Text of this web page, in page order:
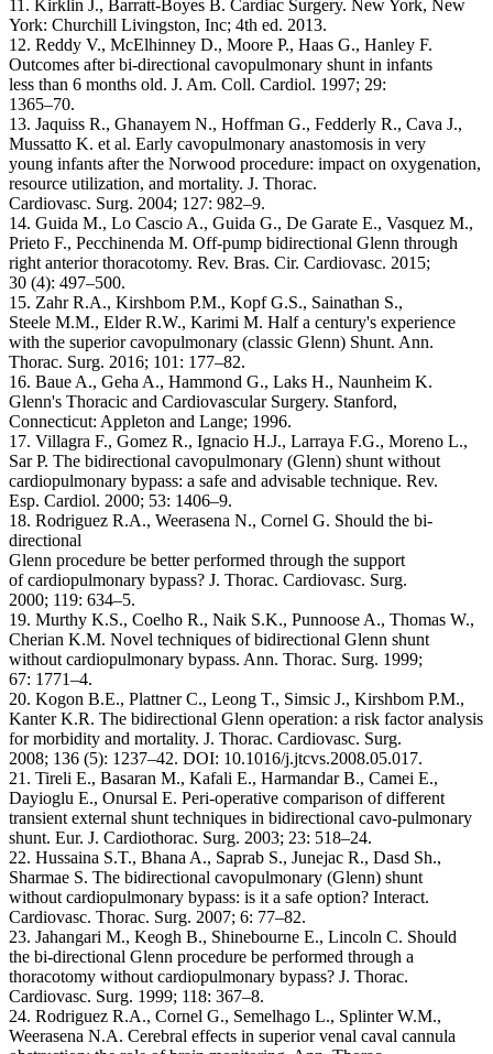
11. Kirklin J., Barratt-Boyes B. Cardiac Surgery. New York, New
York: Churchill Livingston, Inc; 4th ed. 2013.
12. Reddy V., McElhinney D., Moore P., Haas G., Hanley F.
Outcomes after bi-directional cavopulmonary shunt in infants
less than 6 months old. J. Am. Coll. Cardiol. 1997; 29:
1365–70.
13. Jaquiss R., Ghanayem N., Hoffman G., Fedderly R., Cava J.,
Mussatto K. et al. Early cavopulmonary anastomosis in very
young infants after the Norwood procedure: impact on oxygenation,
resource utilization, and mortality. J. Thorac.
Cardiovasc. Surg. 2004; 127: 982–9.
14. Guida M., Lo Cascio A., Guida G., De Garate E., Vasquez M.,
Prieto F., Pecchinenda M. Off-pump bidirectional Glenn through
right anterior thoracotomy. Rev. Bras. Cir. Cardiovasc. 2015;
30 (4): 497–500.
15. Zahr R.A., Kirshbom P.M., Kopf G.S., Sainathan S.,
Steele M.M., Elder R.W., Karimi M. Half a century's experience
with the superior cavopulmonary (classic Glenn) Shunt. Ann.
Thorac. Surg. 2016; 101: 177–82.
16. Baue A., Geha A., Hammond G., Laks H., Naunheim K.
Glenn's Thoracic and Cardiovascular Surgery. Stanford,
Connecticut: Appleton and Lange; 1996.
17. Villagra F., Gomez R., Ignacio H.J., Larraya F.G., Moreno L.,
Sar P. The bidirectional cavopulmonary (Glenn) shunt without
cardiopulmonary bypass: a safe and advisable technique. Rev.
Esp. Cardiol. 2000; 53: 1406–9.
18. Rodriguez R.А., Weerasena N., Cornel G. Should the bi-
directional
Glenn procedure be better performed through the support
of cardiopulmonary bypass? J. Thorac. Cardiovasc. Surg.
2000; 119: 634–5.
19. Murthy K.S., Coelho R., Naik S.K., Punnoose A., Thomas W.,
Cherian K.M. Novel techniques of bidirectional Glenn shunt
without cardiopulmonary bypass. Ann. Thorac. Surg. 1999;
67: 1771–4.
20. Kogon B.E., Plattner C., Leong T., Simsic J., Kirshbom P.M.,
Kanter K.R. The bidirectional Glenn operation: a risk factor analysis
for morbidity and mortality. J. Thorac. Cardiovasc. Surg.
2008; 136 (5): 1237–42. DOI: 10.1016/j.jtcvs.2008.05.017.
21. Tireli E., Basaran M., Kafali E., Harmandar B., Camei E.,
Dayioglu E., Onursal E. Peri-operative comparison of different
transient external shunt techniques in bidirectional cavo-pulmonary
shunt. Eur. J. Cardiothorac. Surg. 2003; 23: 518–24.
22. Hussaina S.T., Bhana A., Saprab S., Junejac R., Dasd Sh.,
Sharmae S. The bidirectional cavopulmonary (Glenn) shunt
without cardiopulmonary bypass: is it a safe option? Interact.
Cardiovasc. Thorac. Surg. 2007; 6: 77–82.
23. Jahangari M., Keogh B., Shinebourne E., Lincoln C. Should
the bi-directional Glenn procedure be performed through a
thoracotomy without cardiopulmonary bypass? J. Thorac.
Cardiovasc. Surg. 1999; 118: 367–8.
24. Rodriguez R.A., Cornel G., Semelhago L., Splinter W.M.,
Weerasena N.A. Cerebral effects in superior venal caval cannula